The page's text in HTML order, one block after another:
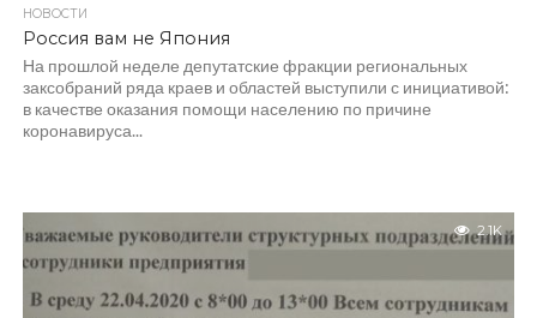
НОВОСТИ
Россия вам не Япония
На прошлой неделе депутатские фракции региональных
заксобраний ряда краев и областей выступили с инициативой:
в качестве оказания помощи населению по причине
коронавируса...
2.1K